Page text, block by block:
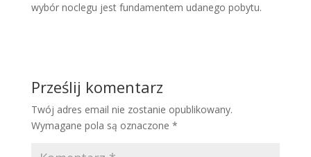
wybór noclegu jest fundamentem udanego pobytu.
Prześlij komentarz
Twój adres email nie zostanie opublikowany.
Wymagane pola są oznaczone *